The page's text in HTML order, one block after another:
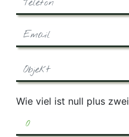
Wie viel ist null plus zwei